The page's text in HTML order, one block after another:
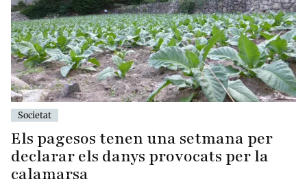
Societat
Els pagesos tenen una setmana per
declarar els danys provocats per la
calamarsa